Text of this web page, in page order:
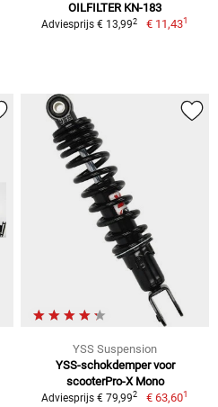
OILFILTER KN-183
Adviesprijs € 13,992 € 11,431
YSS Suspension
YSS-schokdemper voor
scooterPro-X Mono
Adviesprijs € 79,992 € 63,601